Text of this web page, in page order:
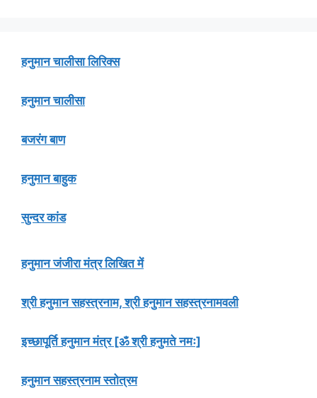
हनुमान चालीसा लिरिक्स
हनुमान चालीसा
बजरंग बाण
हनुमान बाहुक
सुन्दर कांड
हनुमान जंजीरा मंत्र लिखित में
श्री हनुमान सहस्त्रनाम, श्री हनुमान सहस्त्रनामवली
इच्छापूर्ति हनुमान मंत्र [ॐ श्री हनुमते नमः]
हनुमान सहस्त्रनाम स्तोत्रम